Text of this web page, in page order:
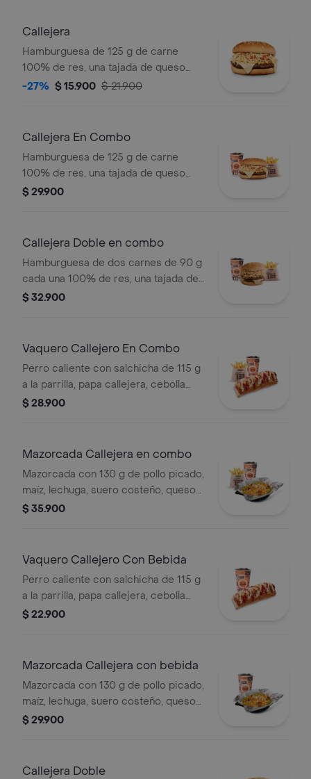
Callejera
Hamburguesa de 125 g de carne
100% de res, una tajada de queso
tipo mozzarella, papas callejera, salsa
-27% $ 15.900 $ 21.900
Callejera En Combo
Hamburguesa de 125 g de carne
100% de res, una tajada de queso
tipo mozzarella, papas callejera, salsa
+ bebida PET
$ 29.900
Callejera Doble en combo
Hamburguesa de dos carnes de 90 g
cada una 100% de res, una tajada de
queso tipo mozzarella, papas
papas Corral medianas + bebida PET
$ 32.900
Vaquero Callejero En Combo
Perro caliente con salchicha de 115 g
a la parrilla, papa callejera, cebolla
picada, salsa blanca, salsa de tomate
PET
$ 28.900
Mazorcada Callejera en combo
Mazorcada con 130 g de pollo picado,
maíz, lechuga, suero costeño, queso
costeño, salsa BBQ, salsa Corral,
$ 35.900
Vaquero Callejero Con Bebida
Perro caliente con salchicha de 115 g
a la parrilla, papa callejera, cebolla
picada, salsa blanca, salsa de tomate
$ 22.900
Mazorcada Callejera con bebida
Mazorcada con 130 g de pollo picado,
maíz, lechuga, suero costeño, queso
costeño, salsa BBQ, salsa Corral,
$ 29.900
Callejera Doble